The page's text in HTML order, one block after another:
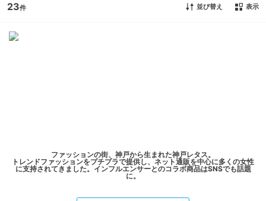
23 並び替え 表示
ファッションの街、神戸から生まれた神戸レタス。
トレンドファッションをプチプラで提供し、ネット通販を中心に多くの女性
に支持されてきました。インフルエンサーとのコラボ商品はSNSでも話題